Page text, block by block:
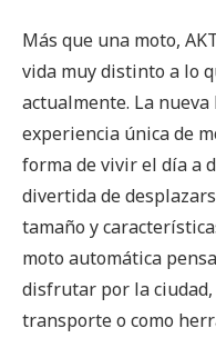
Más que una moto,
vida muy distinto a lo
actualmente. La
experiencia única de
forma de vivir el día a
divertida de
tamaño y
moto automática
disfrutar por la ciudad,
transporte o como